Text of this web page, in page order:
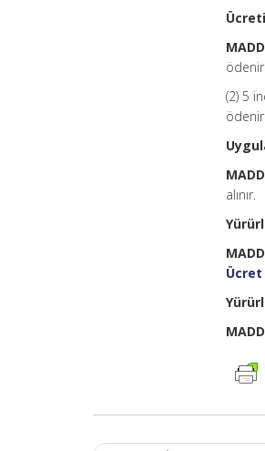
ödenir.
(2) 5
ödenir.
alınır.